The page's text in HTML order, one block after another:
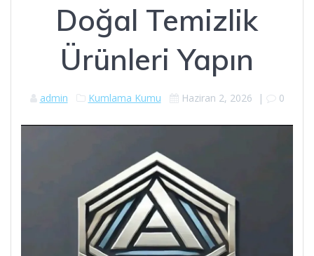
Doğal Temizlik
Ürünleri Yapın
admin Kumlama Kumu Haziran 2, 2026 | 0